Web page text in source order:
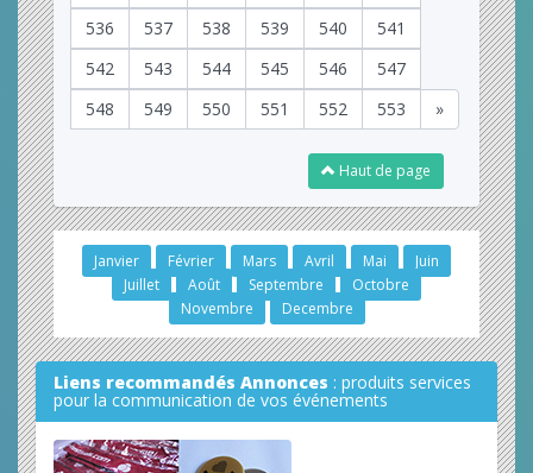
536
537 538 539 540
541
542
543 544 545 546
547
548
549 550 551 552 553 »
Haut de page
Janvier Février Mars Avril Mai
Juin
Juillet
Août Septembre
Octobre
Novembre
Decembre
Liens recommandés Annonces : produits services
pour la communication de vos événements